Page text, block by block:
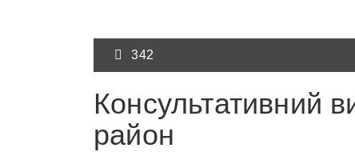
342
Консультативний
район